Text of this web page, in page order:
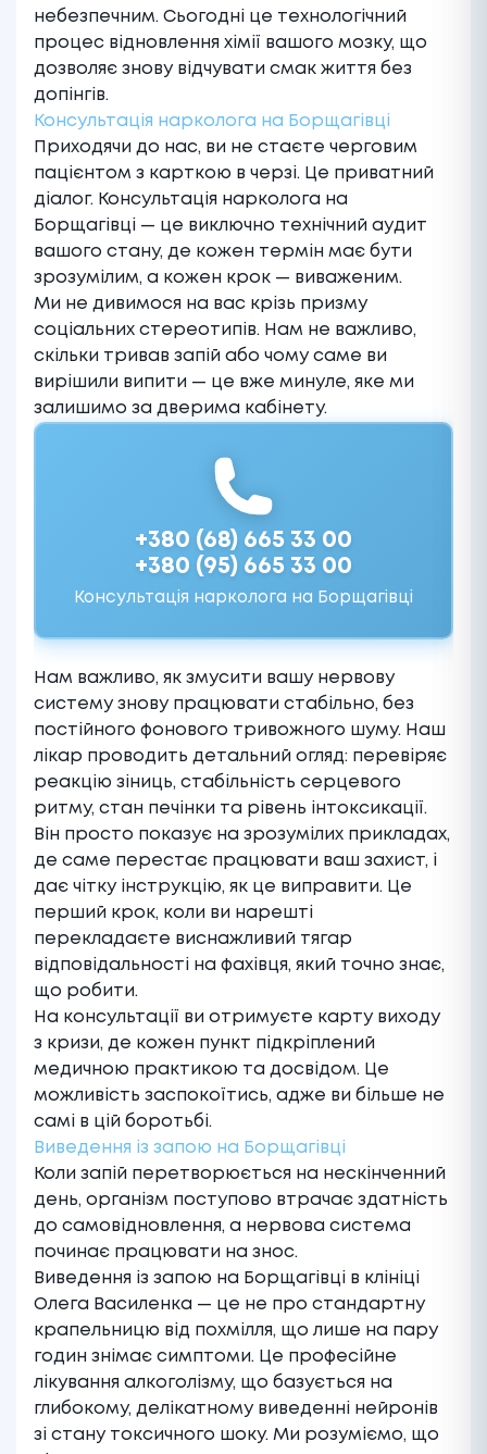
небезпечним. Сьогодні це технологічний
процес відновлення хімії вашого мозку, що
дозволяє знову відчувати смак життя без
допінгів.
Консультація нарколога на Борщагівці
Приходячи до нас, ви не стаєте черговим
пацієнтом з карткою в черзі. Це приватний
діалог. Консультація нарколога на
Борщагівці — це виключно технічний аудит
вашого стану, де кожен термін має бути
зрозумілим, а кожен крок — виваженим.
Ми не дивимося на вас крізь призму
соціальних стереотипів. Нам не важливо,
скільки тривав запій або чому саме ви
вирішили випити — це вже минуле, яке ми
залишимо за дверима кабінету.
+380 (68) 665 33 00
+380 (95) 665 33 00
Консультація нарколога на Борщагівці
Нам важливо, як змусити вашу нервову
систему знову працювати стабільно, без
постійного фонового тривожного шуму. Наш
лікар проводить детальний огляд: перевіряє
реакцію зіниць, стабільність серцевого
ритму, стан печінки та рівень інтоксикації.
Він просто показує на зрозумілих прикладах,
де саме перестає працювати ваш захист, і
дає чітку інструкцію, як це виправити. Це
перший крок, коли ви нарешті
перекладаєте виснажливий тягар
відповідальності на фахівця, який точно знає,
що робити.
На консультації ви отримуєте карту виходу
з кризи, де кожен пункт підкріплений
медичною практикою та досвідом. Це
можливість заспокоїтись, адже ви більше не
самі в цій боротьбі.
Виведення із запою на Борщагівці
Коли запій перетворюється на нескінченний
день, організм поступово втрачає здатність
до самовідновлення, а нервова система
починає працювати на знос.
Виведення із запою на Борщагівці в клініці
Олега Василенка — це не про стандартну
крапельницю від похмілля, що лише на пару
годин знімає симптоми. Це професійне
лікування алкоголізму, що базується на
глибокому, делікатному виведенні нейронів
зі стану токсичного шоку. Ми розуміємо, що